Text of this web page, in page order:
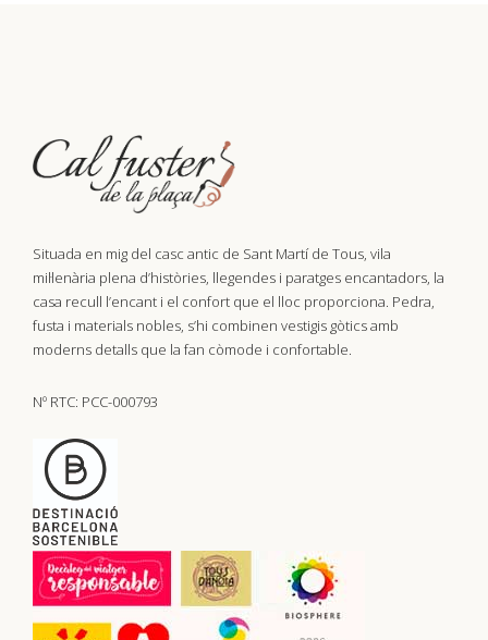
Situada en mig del casc antic de Sant Martí de Tous, vila
mil·lenària plena d’històries, llegendes i paratges encantadors, la
casa recull l’encant i el confort que el lloc proporciona. Pedra,
fusta i materials nobles, s’hi combinen vestigis gòtics amb
moderns detalls que la fan còmode i confortable.
Nº RTC: PCC-000793